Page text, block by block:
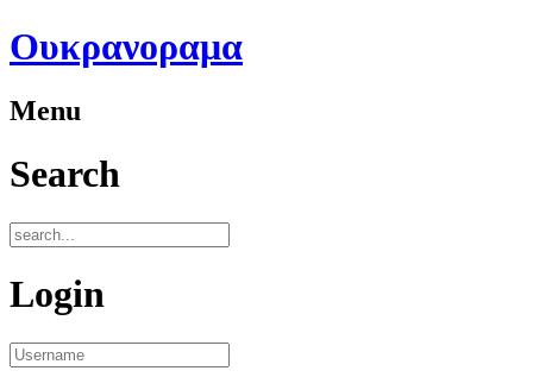
Ουκρανοραμα
Menu
Search
Login